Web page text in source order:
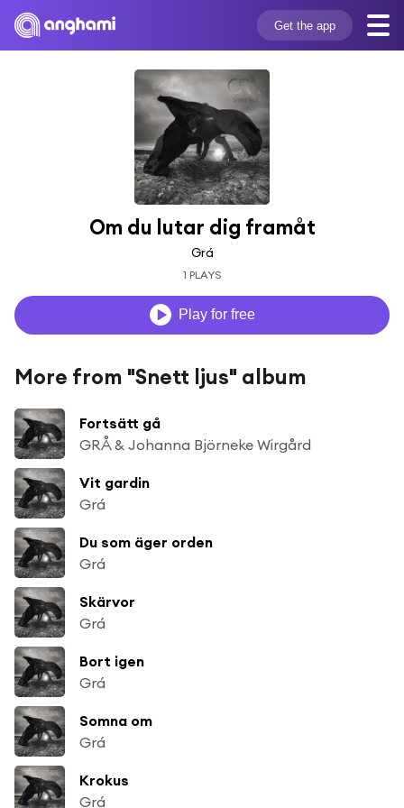
Get the app
Om du lutar dig framåt
Grá
1 PLAYS
Play for free
More from "Snett ljus" album
Fortsätt gå
GRÅ & Johanna Björneke Wirgård
Vit gardin
Grá
Du som äger orden
Grá
Skärvor
Grá
Bort igen
Grá
Somna om
Grá
Krokus
Grá